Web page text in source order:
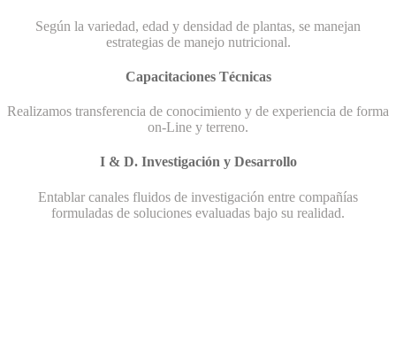
Según la variedad, edad y densidad de plantas, se manejan
estrategias de manejo nutricional.
Capacitaciones Técnicas
Realizamos transferencia de conocimiento y de experiencia de forma
on-Line y terreno.
I & D. Investigación y Desarrollo
Entablar canales fluidos de investigación entre compañías
formuladas de soluciones evaluadas bajo su realidad.